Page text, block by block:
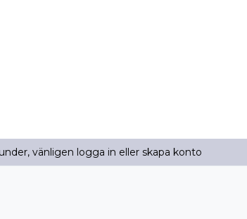
vänligen logga in eller skapa konto